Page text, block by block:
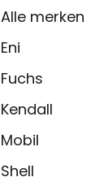
Alle merken
Eni
Fuchs
Kendall
Mobil
Shell